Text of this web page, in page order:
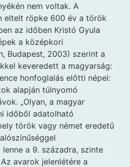
nem voltak. A
eltelt röpke 600 év a török
az időben Kristó Gyula
a középkori
Budapest, 2003) szerint a
keveredett a magyarság:
honfoglalás előtti népei:
alapján túlnyomó
„Olyan, a magyar
időből adatolható
török vagy német eredetű
a 9. századra, szinte
Az avarok jelenlétére a